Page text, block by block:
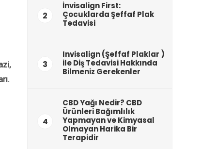
2
İnvisalign First:
Çocuklarda Şeffaf Plak
Tedavisi
3
Invisalign (Şeffaf Plaklar )
ile Diş Tedavisi Hakkında
Bilmeniz Gerekenler
4
CBD Yağı Nedir? CBD
Ürünleri Bağımlılık
Yapmayan ve Kimyasal
Olmayan Harika Bir
Terapidir